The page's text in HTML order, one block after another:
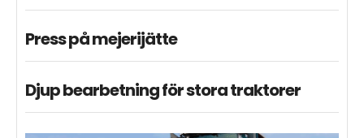
Press på mejerijätte
Djup bearbetning för stora traktorer